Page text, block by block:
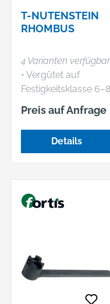
T-NUTENSTEIN
RHOMBUS
4 Varianten verfügbar
• Vergütet auf
Festigkeitsklasse 6–8
eingesetzt werden,
wenn seitliches
Einführen nicht
Preis auf Anfrage
Details